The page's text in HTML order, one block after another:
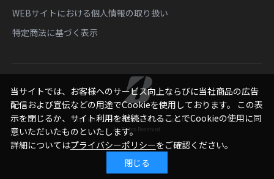
WEBサイトにおける個人情報の取り扱い
特定商法に基づく表示
Copyright © Bridgestone Sports Sales Japan Co., Ltd.
All Rights Reserved.
当サイトでは、お客様へのサービス向上ならびに当社商品の広告
配信および宣伝などの用途でCookieを使用しております。 この表
示を閉じるか、サイト利用を継続されることでCookieの使用に同
意いただいたものといたします。
詳細についてはプライバシーポリシーをご確認ください。
閉じる